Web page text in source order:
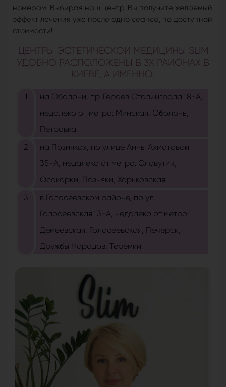
номерам. Выбирая наш центр, Вы получите желаемый
эффект лечения уже после одно сеанса, по доступной
стоимости!
ЦЕНТРЫ ЭСТЕТИЧЕСКОЙ МЕДИЦИНЫ SLIM
УДОБНО РАСПОЛОЖЕНЫ В 3Х РАЙОНАХ В
КИЕВЕ, А ИМЕННО:
на Оболони, пр. Героев Сталинграда 18-А,
недалеко от метро: Минская, Оболонь,
Петровка.
на Позняках, по улице Анны Ахматовой
35-А, недалеко от метро: Славутич,
Осокорки, Позняки, Харьковская.
в Голосеевском районе, по ул.
Голосеевская 13-А, недалеко от метро:
Демеевская, Голосеевская, Печерск,
Дружбы Народов, Теремки.